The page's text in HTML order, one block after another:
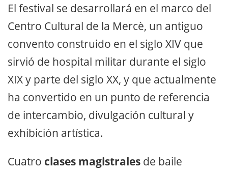
El festival se desarrollará en el marco del
Centro Cultural de la Mercè, un antiguo
convento construido en el siglo XIV que
sirvió de hospital militar durante el siglo
XIX y parte del siglo XX, y que actualmente
ha convertido en un punto de referencia
de intercambio, divulgación cultural y
exhibición artística.
Cuatro clases magistrales de baile